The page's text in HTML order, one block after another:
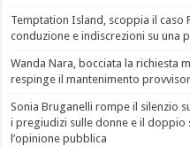
Temptation Island, scoppia il caso
conduzione e indiscrezioni su una
Wanda Nara, bocciata la richiesta
respinge il mantenimento
Sonia Bruganelli rompe il silenzio
i pregiudizi sulle donne e il doppio
l’opinione pubblica